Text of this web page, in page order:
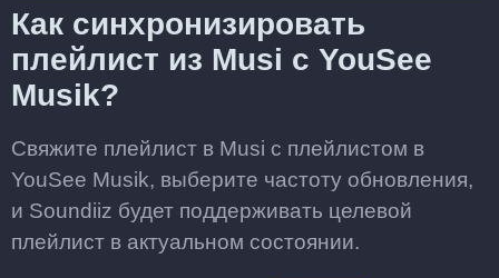
Как синхронизировать
плейлист из Musi с YouSee
Musik?
Свяжите плейлист в Musi с плейлистом в
YouSee Musik, выберите частоту обновления,
и Soundiiz будет поддерживать целевой
плейлист в актуальном состоянии.